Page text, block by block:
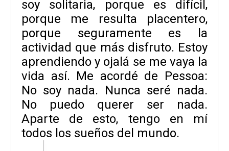
soy solitaria, porque es difícil,
porque me resulta placentero,
porque seguramente es la
actividad que más disfruto. Estoy
aprendiendo y ojalá se me vaya la
vida así. Me acordé de Pessoa:
No soy nada. Nunca seré nada.
No puedo querer ser nada.
Aparte de esto, tengo en mí
todos los sueños del mundo.